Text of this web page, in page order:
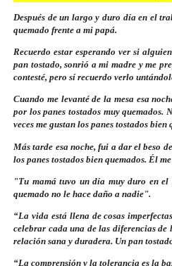
Después de un largo y duro día en el
quemado frente a mi papá.
Recuerdo estar esperando ver si
pan tostado, sonrió a mi madre y me
contesté, pero sí recuerdo verlo
Cuando me levanté de la mesa esa
por los panes tostados muy
veces me gustan los panes tostados bien
Más tarde esa noche, fui a dar el beso
los panes tostados bien quemados. Él
"Tu mamá tuvo un día muy duro en el
quemado no le hace daño a nadie".
“La vida está llena de cosas
celebrar cada una de las diferencias de
relación sana y duradera. Un pan
“La comprensión y la tolerancia es la